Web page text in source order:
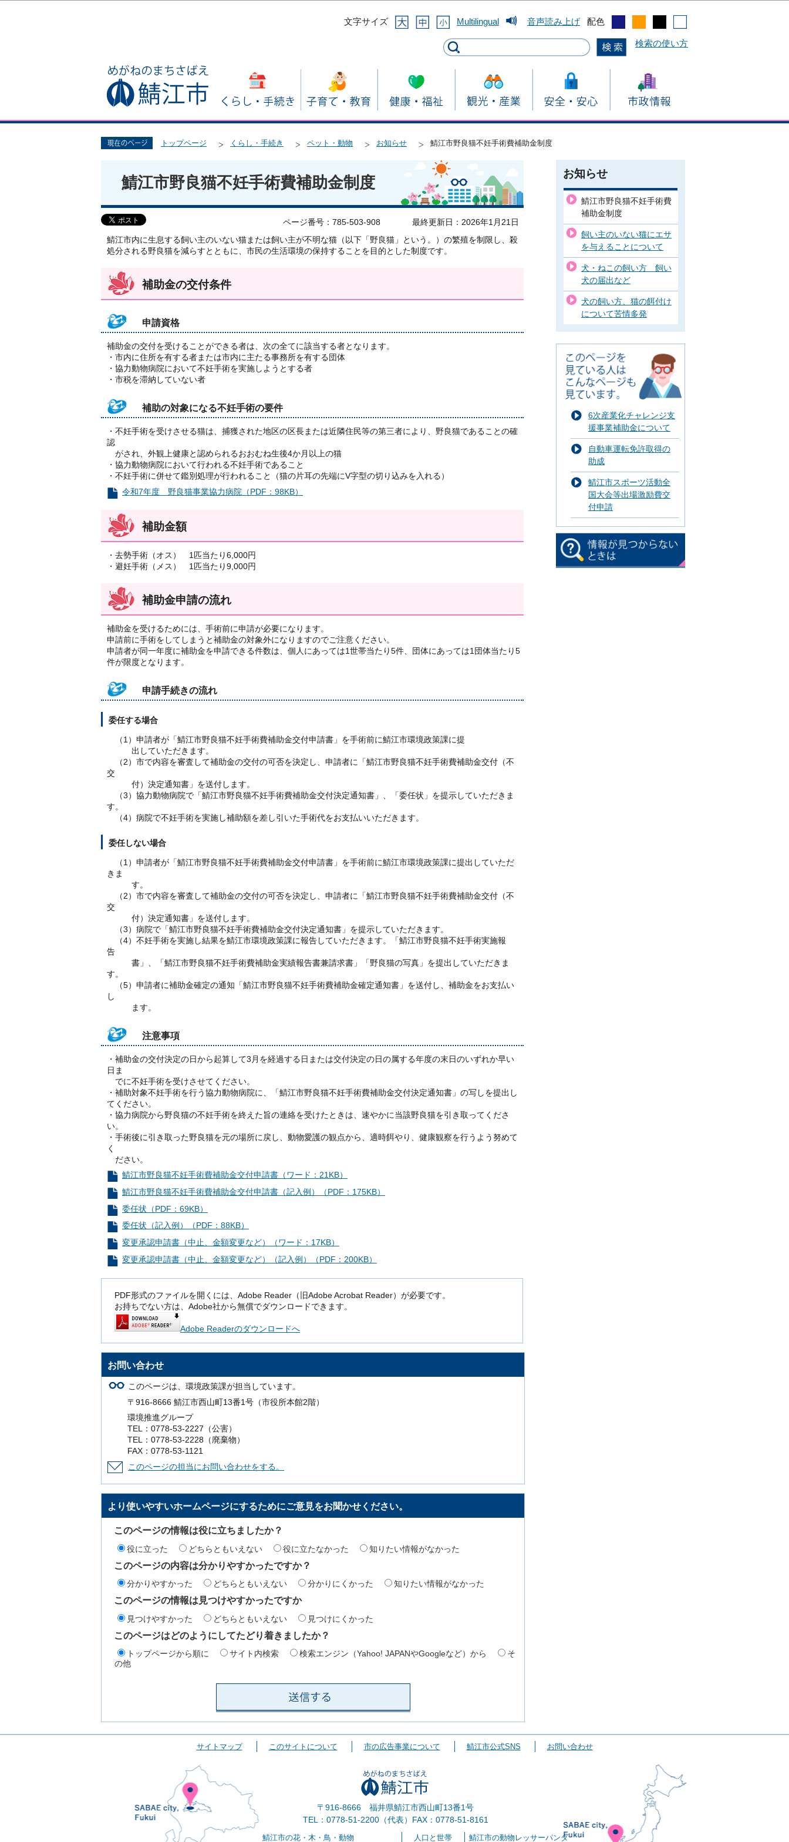
文字サイズ
Multilingual 音声読み上げ 配色
検索の使い方
トップページ くらし・手続き ペット・動物 お知らせ 鯖江市野良猫不妊手術費補助金制度
鯖江市野良猫不妊手術費補助金制度
ページ番号：785-503-908
最終更新日：2026年1月21日
鯖江市内に生息する飼い主のいない猫または飼い主が不明な猫（以下「野良猫」という。）の繁殖を制限し、殺
処分される野良猫を減らすとともに、市民の生活環境の保持することを目的とした制度です。
補助金の交付条件
申請資格
補助金の交付を受けることができる者は、次の全てに該当する者となります。
・市内に住所を有する者または市内に主たる事務所を有する団体
・協力動物病院において不妊手術を実施しようとする者
・市税を滞納していない者
補助の対象になる不妊手術の要件
・不妊手術を受けさせる猫は、捕獲された地区の区長または近隣住民等の第三者により、野良猫であることの確
認
がされ、外観上健康と認められるおおむね生後4か月以上の猫
・協力動物病院において行われる不妊手術であること
・不妊手術に併せて鑑別処理が行われること（猫の片耳の先端にV字型の切り込みを入れる）
令和7年度 野良猫事業協力病院（PDF：98KB）
補助金額
・去勢手術（オス） 1匹当たり6,000円
・避妊手術（メス） 1匹当たり9,000円
補助金申請の流れ
補助金を受けるためには、手術前に申請が必要になります。
申請前に手術をしてしまうと補助金の対象外になりますのでご注意ください。
申請者が同一年度に補助金を申請できる件数は、個人にあっては1世帯当たり5件、団体にあっては1団体当たり5
件が限度となります。
申請手続きの流れ
委任する場合
（1）申請者が「鯖江市野良猫不妊手術費補助金交付申請書」を手術前に鯖江市環境政策課に提
出していただきます。
（2）市で内容を審査して補助金の交付の可否を決定し、申請者に「鯖江市野良猫不妊手術費補助金交付（不
交
付）決定通知書」を送付します。
（3）協力動物病院で「鯖江市野良猫不妊手術費補助金交付決定通知書」、「委任状」を提示していただきま
す。
（4）病院で不妊手術を実施し補助額を差し引いた手術代をお支払いいただきます。
委任しない場合
（1）申請者が「鯖江市野良猫不妊手術費補助金交付申請書」を手術前に鯖江市環境政策課に提出していただ
きま
す。
（2）市で内容を審査して補助金の交付の可否を決定し、申請者に「鯖江市野良猫不妊手術費補助金交付（不
交
付）決定通知書」を送付します。
（3）病院で「鯖江市野良猫不妊手術費補助金交付決定通知書」を提示していただきます。
（4）不妊手術を実施し結果を鯖江市環境政策課に報告していただきます。「鯖江市野良猫不妊手術実施報
告
書」、「鯖江市野良猫不妊手術費補助金実績報告書兼請求書」「野良猫の写真」を提出していただきま
す。
（5）申請者に補助金確定の通知「鯖江市野良猫不妊手術費補助金確定通知書」を送付し、補助金をお支払い
し
ます。
注意事項
・補助金の交付決定の日から起算して3月を経過する日または交付決定の日の属する年度の末日のいずれか早い
日ま
でに不妊手術を受けさせてください。
・補助対象不妊手術を行う協力動物病院に、「鯖江市野良猫不妊手術費補助金交付決定通知書」の写しを提出し
てください。
・協力病院から野良猫の不妊手術を終えた旨の連絡を受けたときは、速やかに当該野良猫を引き取ってくださ
い。
・手術後に引き取った野良猫を元の場所に戻し、動物愛護の観点から、適時餌やり、健康観察を行うよう努めて
く
ださい。
鯖江市野良猫不妊手術費補助金交付申請書（ワード：21KB）
鯖江市野良猫不妊手術費補助金交付申請書（記入例）（PDF：175KB）
委任状（PDF：69KB）
委任状（記入例）（PDF：88KB）
変更承認申請書（中止、金額変更など）（ワード：17KB）
変更承認申請書（中止、金額変更など）（記入例）（PDF：200KB）
PDF形式のファイルを開くには、Adobe Reader（旧Adobe Acrobat Reader）が必要です。
お持ちでない方は、Adobe社から無償でダウンロードできます。
Adobe Readerのダウンロードへ
お問い合わせ
このページは、環境政策課が担当しています。
〒916-8666 鯖江市西山町13番1号（市役所本館2階）
環境推進グループ
TEL：0778-53-2227（公害）
TEL：0778-53-2228（廃棄物）
FAX：0778-53-1121
このページの担当にお問い合わせをする。
より使いやすいホームページにするためにご意見をお聞かせください。
このページの情報は役に立ちましたか？
役に立った どちらともいえない 役に立たなかった 知りたい情報がなかった
このページの内容は分かりやすかったですか？
分かりやすかった どちらともいえない 分かりにくかった 知りたい情報がなかった
このページの情報は見つけやすかったですか
見つけやすかった どちらともいえない 見つけにくかった
このページはどのようにしてたどり着きましたか？
トップページから順に サイト内検索 検索エンジン（Yahoo! JAPANやGoogleなど）から
そ
の他
お知らせ
鯖江市野良猫不妊手術費
補助金制度
飼い主のいない猫にエサ
を与えることについて
犬・ねこの飼い方 飼い
犬の届出など
犬の飼い方、猫の餌付け
について苦情多発
6次産業化チャレンジ支
援事業補助金について
自動車運転免許取得の
助成
鯖江市スポーツ活動全
国大会等出場激励費交
付申請
サイトマップ このサイトについて 市の広告事業について 鯖江市公式SNS お問い合わせ
〒916-8666 福井県鯖江市西山町13番1号
TEL：0778-51-2200（代表） FAX：0778-51-8161
鯖江市の花・木・鳥・動物 人口と世帯 鯖江市の動物レッサーパンダ